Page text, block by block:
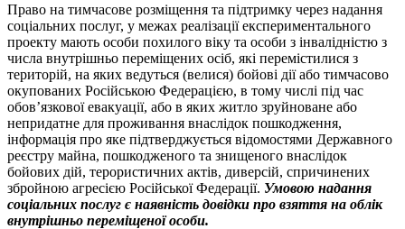
Право на тимчасове розміщення та підтримку через надання
соціальних послуг, у межах реалізації експериментального
проекту мають особи похилого віку та особи з інвалідністю з
числа внутрішньо переміщених осіб, які перемістилися з
територій, на яких ведуться (велися) бойові дії або тимчасово
окупованих Російською Федерацією, в тому числі під час
обов’язкової евакуації, або в яких житло зруйноване або
непридатне для проживання внаслідок пошкодження,
інформація про яке підтверджується відомостями Державного
реєстру майна, пошкодженого та знищеного внаслідок
бойових дій, терористичних актів, диверсій, спричинених
збройною агресією Російської Федерації. Умовою надання
соціальних послуг є наявність довідки про взяття на облік
внутрішньо переміщеної особи.